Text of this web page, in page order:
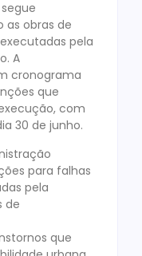
as obras de
pela
A
cronograma
que
com
30 de junho.
para falhas
pela
de
que